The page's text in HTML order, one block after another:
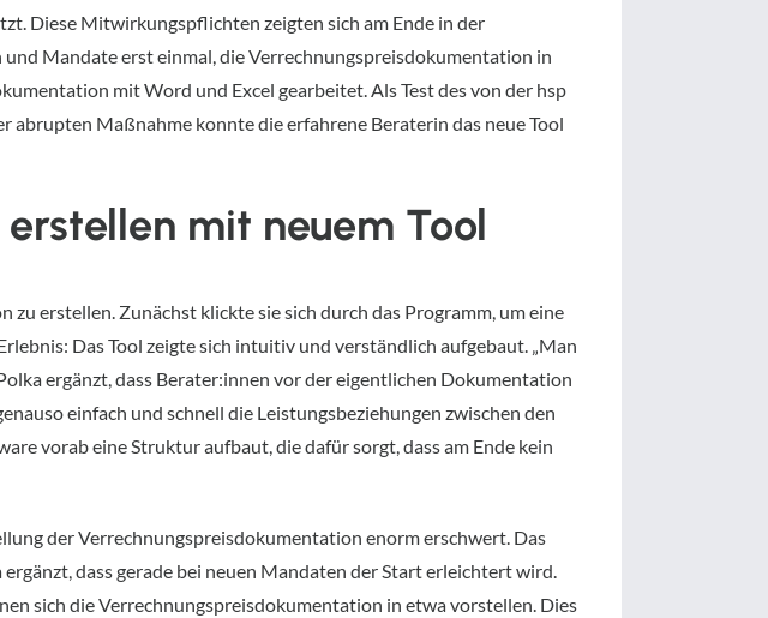
Diese Mitwirkungspflichten zeigten sich am Ende in der
Mandate erst einmal, die Verrechnungspreisdokumentation in
mit Word und Excel gearbeitet. Als Test des von der hsp
abrupten Maßnahme konnte die erfahrene Beraterin das neue Tool
mit neuem Tool
erstellen. Zunächst klickte sie sich durch das Programm, um eine
Das Tool zeigte sich intuitiv und verständlich aufgebaut. „Man
ergänzt, dass Berater:innen vor der eigentlichen Dokumentation
einfach und schnell die Leistungsbeziehungen zwischen den
vorab eine Struktur aufbaut, die dafür sorgt, dass am Ende kein
der Verrechnungspreisdokumentation enorm erschwert. Das
dass gerade bei neuen Mandaten der Start erleichtert wird.
sich die Verrechnungspreisdokumentation in etwa vorstellen. Dies